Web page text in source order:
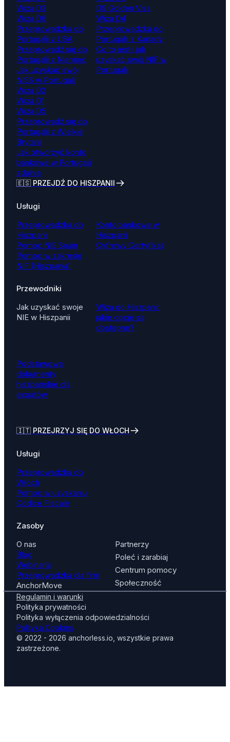
Wiza D3
Wiza D6
Przeprowadzka do
Portugalii z USA
Przeprowadź się do
Portugalii z Niemiec
Jak uzyskać swój
NISS w Portugalii
D9 Golden Visa
Wiza D4
Przeprowadzka do
Portugalii z Kanady
Co to jest i jak
uzyskać swój NIF w
Portugalii
Wiza D2
Wiza D1
Wiza D5
Przeprowadź się do
Portugalii z Wielkiej
Brytanii
Jak otworzyć konto
bankowe w Portugalii
zdalnie
🇪🇸 PRZEJDŹ DO HISZPANII
Usługi
Przeprowadzka do
Hiszpanii
Pomoc NIE Spain
Pomoc w zakresie
NIF (Hiszpania)
Konto bankowe w
Hiszpanii
Cyfrowy Certyfikat
Przewodniki
Jak uzyskać swoje
NIE w Hiszpanii
Wiza do Hiszpanii:
jakie opcje są
dostępne?
Podstawowe
dokumenty
hiszpańskie dla
expatów
🇮🇹 PRZEJRZYJ SIĘ DO WŁOCH
Usługi
Przeprowadzka do
Włoch
Pomoc w uzyskaniu
Codice Fiscale
Zasoby
O nas
Blog
Webinaria
Przeprowadzka dla firm
AnchorMove
Partnerzy
Poleć i zarabiaj
Centrum pomocy
Społeczność
Regulamin i warunki
Polityka prywatności
Polityka wyłączenia odpowiedzialności
Polityka Cookies
© 2022 - 2026 anchorless.io, wszystkie prawa
zastrzeżone.